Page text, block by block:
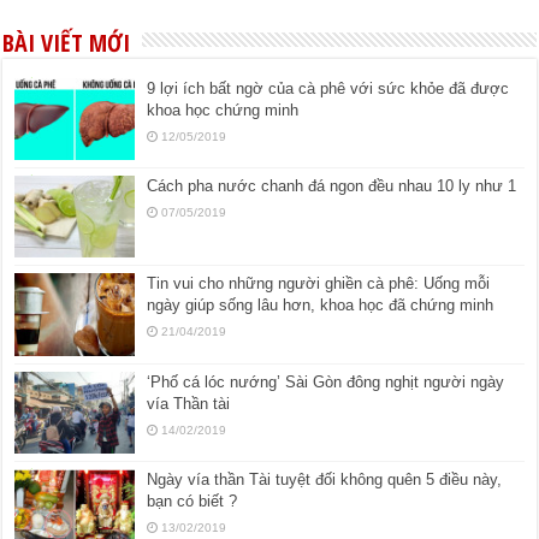
BÀI VIẾT MỚI
9 lợi ích bất ngờ của cà phê với sức khỏe đã được
khoa học chứng minh
12/05/2019
Cách pha nước chanh đá ngon đều nhau 10 ly như 1
07/05/2019
Tin vui cho những người ghiền cà phê: Uống mỗi
ngày giúp sống lâu hơn, khoa học đã chứng minh
21/04/2019
‘Phố cá lóc nướng’ Sài Gòn đông nghịt người ngày
vía Thần tài
14/02/2019
Ngày vía thần Tài tuyệt đối không quên 5 điều này,
bạn có biết ?
13/02/2019